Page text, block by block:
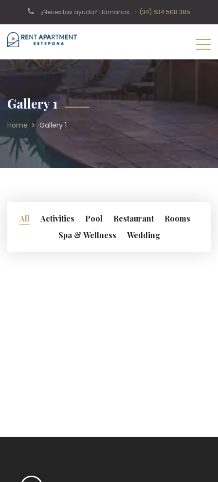
¿Necesitas ayuda? Llámanos : + (34) 634 508 385
Gallery 1
Home Gallery 1
All Activities Pool Restaurant
Rooms
Spa & Wellness
Wedding